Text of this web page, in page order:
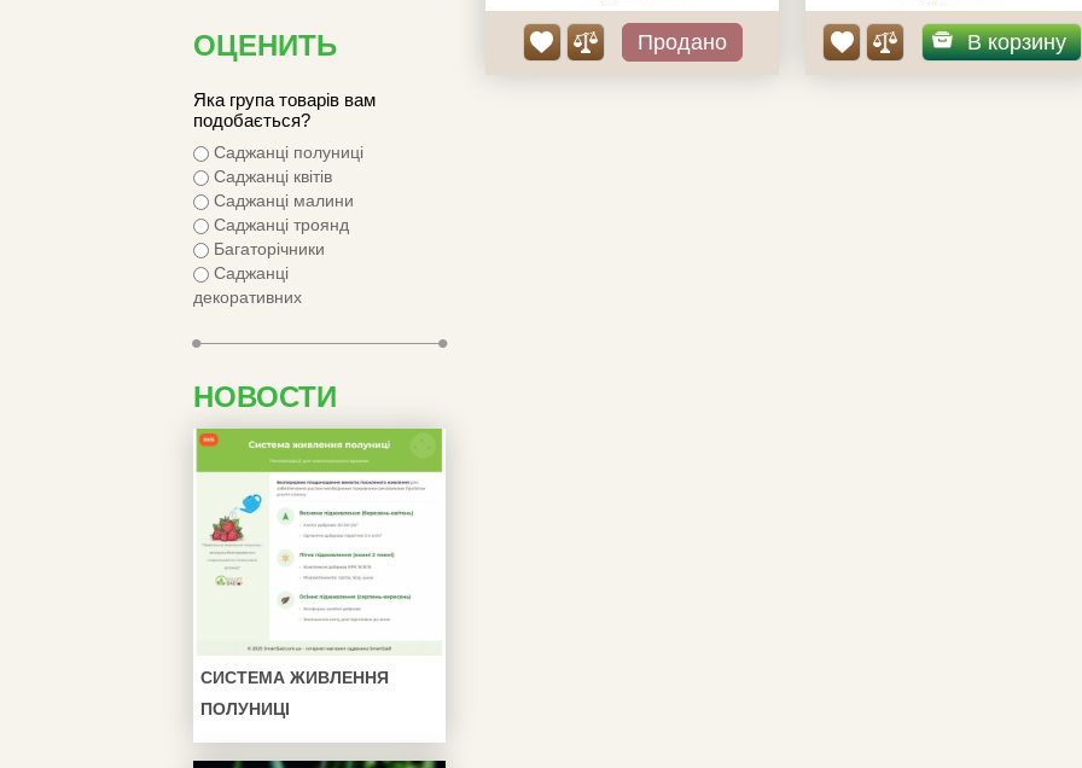
ОЦЕНИТЬ
Яка група товарів вам
подобається?
Саджанці полуниці
Саджанці квітів
Саджанці малини
Саджанці троянд
Багаторічники
Саджанці
декоративних
НОВОСТИ
СИСТЕМА ЖИВЛЕННЯ
ПОЛУНИЦІ
Продано В корзину